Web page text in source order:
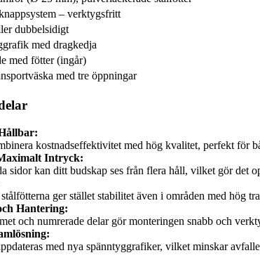
– verktygsfritt
dubbelsidigt
med dragkedja
med fötter (ingår)
med tre öppningar
kostnadseffektivitet med hög kvalitet, perfekt för
Intryck:
sidor kan ditt budskap ses från flera håll, vilket gör det
ger stället stabilitet även i områden med hög
Hantering:
och numrerade delar gör monteringen snabb och
med nya spänntyggrafiker, vilket minskar